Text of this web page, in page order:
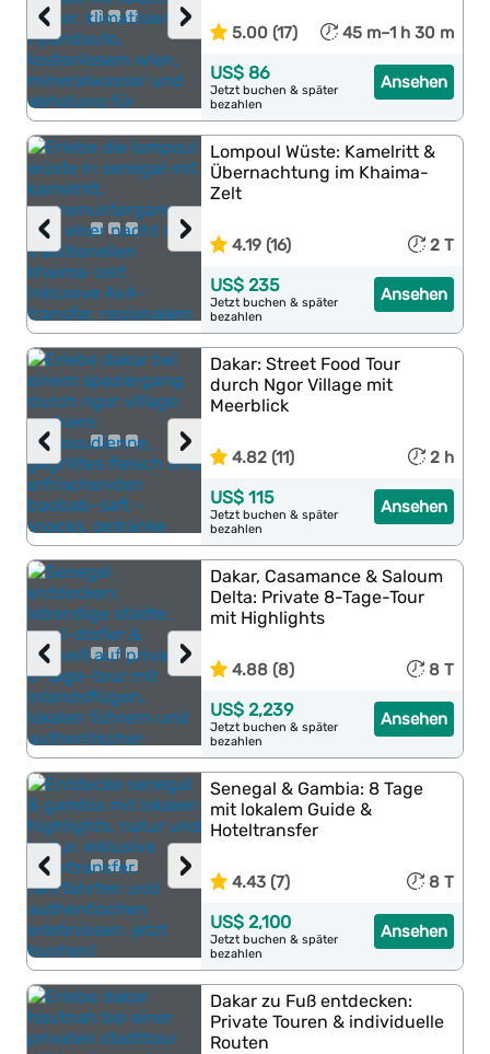
›
‹ 5.00 (17) 45 m–1 h 30 m
Ansehen
US$ 86
Jetzt buchen & später
bezahlen
›
‹
Lompoul Wüste: Kamelritt &
Übernachtung im Khaima-
Zelt
4.19 (16) 2 T
Ansehen
US$ 235
Jetzt buchen & später
bezahlen
›
‹
Dakar: Street Food Tour
durch Ngor Village mit
Meerblick
4.82 (11) 2 h
Ansehen
US$ 115
Jetzt buchen & später
bezahlen
›
‹
Dakar, Casamance & Saloum
Delta: Private 8-Tage-Tour
mit Highlights
4.88 (8) 8 T
Ansehen
US$ 2,239
Jetzt buchen & später
bezahlen
›
‹
Senegal & Gambia: 8 Tage
mit lokalem Guide &
Hoteltransfer
4.43 (7) 8 T
Ansehen
US$ 2,100
Jetzt buchen & später
bezahlen
Dakar zu Fuß entdecken:
Private Touren & individuelle
Routen